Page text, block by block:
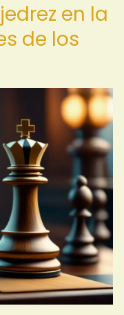
en la
de los